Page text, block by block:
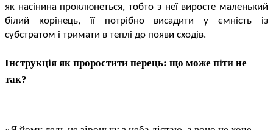
як насінина проклюнеться, тобто з неї виросте маленький
білий корінець, її потрібно висадити у ємність із
субстратом і тримати в теплі до появи сходів.
Інструкція як проростити перець: що може піти не
так?